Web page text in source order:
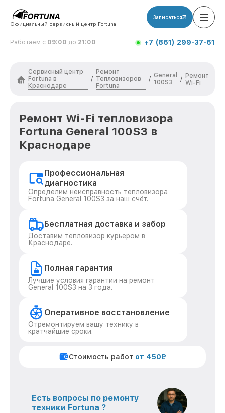
Официальный сервисный центр Fortuna
Записаться
Работаем с 09:00 до 21:00 +7 (861) 299-37-61
Сервисный центр
Fortuna в
Краснодаре
/
Ремонт
Тепловизоров
Fortuna
/
General
100S3
/ Ремонт
Wi-Fi
Ремонт Wi-Fi тепловизора
Fortuna General 100S3 в
Краснодаре
Профессиональная
диагностика
Определим неисправность тепловизора
Fortuna General 100S3 за наш счёт.
Бесплатная доставка и забор
Доставим тепловизор курьером в
Краснодаре.
Полная гарантия
Лучшие условия гарантии на ремонт
General 100S3 на 3 года.
Оперативное восстановление
Отремонтируем вашу технику в
кратчайшие сроки.
Стоимость работ от 450₽
Есть вопросы по ремонту
техники Fortuna ?